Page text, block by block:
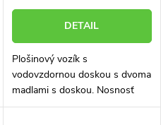
DETAIL
Plošinový vozík s
vodovzdornou doskou s dvoma
madlami s doskou. Nosnosť
500 kg. Vozík skonštruovaný a